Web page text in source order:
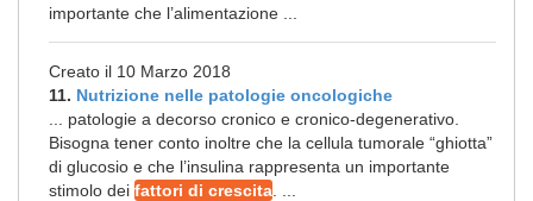
importante che l’alimentazione ...
Creato il 10 Marzo 2018
11. Nutrizione nelle patologie oncologiche
... patologie a decorso cronico e cronico-degenerativo.
Bisogna tener conto inoltre che la cellula tumorale “ghiotta”
di glucosio e che l’insulina rappresenta un importante
stimolo dei fattori di crescita